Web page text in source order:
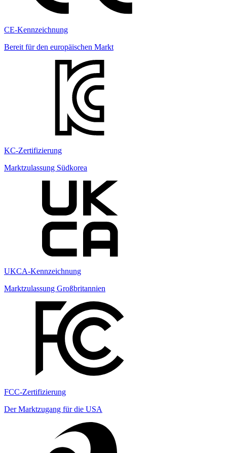
CE-Kennzeichnung
Bereit für den europäischen Markt
KC-Zertifizierung
Marktzulassung Südkorea
UKCA-Kennzeichnung
Marktzulassung Großbritannien
FCC-Zertifizierung
Der Marktzugang für die USA